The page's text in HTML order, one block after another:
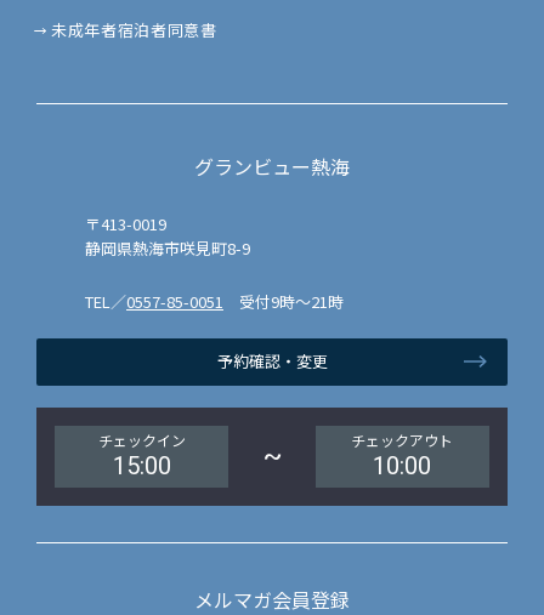
未成年者宿泊者同意書
グランビュー熱海
〒413-0019
静岡県熱海市咲見町8-9
TEL／0557-85-0051 受付9時～21時
予約確認・変更
チェックイン
15:00 ~ チェックアウト
10:00
メルマガ会員登録